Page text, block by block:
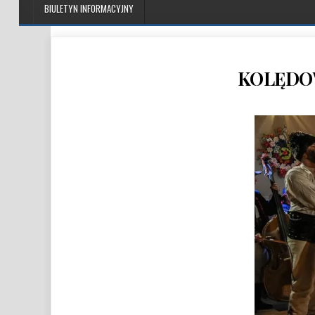
BIULETYN INFORMACYJNY